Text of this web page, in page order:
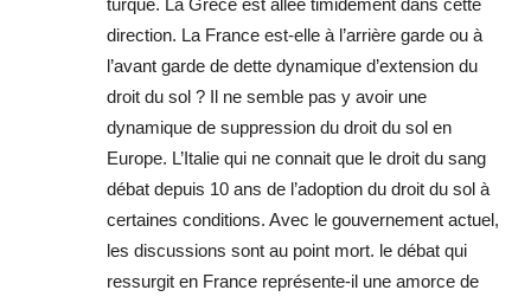
turque. La Grèce est allée timidement dans cette
direction. La France est-elle à l’arrière garde ou à
l’avant garde de dette dynamique d’extension du
droit du sol ? Il ne semble pas y avoir une
dynamique de suppression du droit du sol en
Europe. L’Italie qui ne connait que le droit du sang
débat depuis 10 ans de l’adoption du droit du sol à
certaines conditions. Avec le gouvernement actuel,
les discussions sont au point mort. le débat qui
ressurgit en France représente-il une amorce de